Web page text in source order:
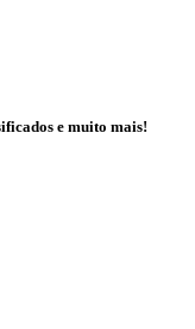
e muito mais!